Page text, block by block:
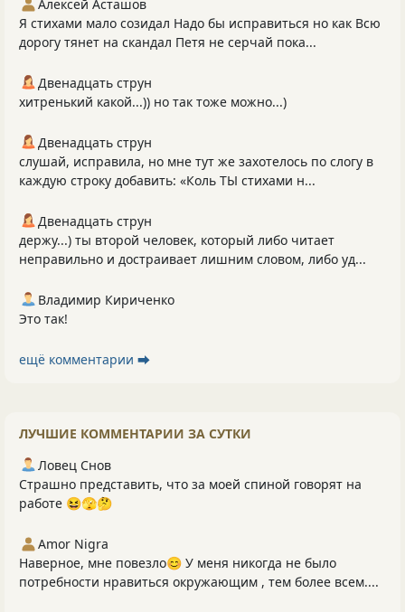
Алексей Асташов
Я стихами мало созидал Надо бы исправиться но как Всю
дорогу тянет на скандал Петя не серчай пока...
Двенадцать струн
хитренький какой...)) но так тоже можно...)
Двенадцать струн
слушай, исправила, но мне тут же захотелось по слогу в
каждую строку добавить: «Коль ТЫ стихами н...
Двенадцать струн
держу...) ты второй человек, который либо читает
неправильно и достраивает лишним словом, либо уд...
Владимир Кириченко
Это так!
ещё комментарии ⮕
ЛУЧШИЕ КОММЕНТАРИИ ЗА СУТКИ
Ловец Снов
Страшно представить, что за моей спиной говорят на
работе 😆🫣🤔
Amor Nigra
Наверное, мне повезло😊 У меня никогда не было
потребности нравиться окружающим , тем более всем....